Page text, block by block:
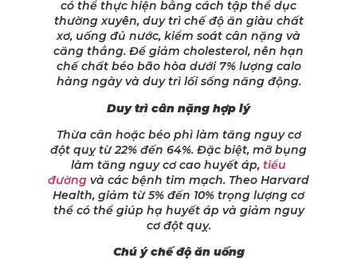
có thể thực hiện bằng cách tập thể dục
thường xuyên, duy trì chế độ ăn giàu chất
xơ, uống đủ nước, kiểm soát cân nặng và
căng thẳng. Để giảm cholesterol, nên hạn
chế chất béo bão hòa dưới 7% lượng calo
hàng ngày và duy trì lối sống năng động.
Duy trì cân nặng hợp lý
Thừa cân hoặc béo phì làm tăng nguy cơ
đột quỵ từ 22% đến 64%. Đặc biệt, mỡ bụng
làm tăng nguy cơ cao huyết áp, tiểu
đường và các bệnh tim mạch. Theo Harvard
Health, giảm từ 5% đến 10% trọng lượng cơ
thể có thể giúp hạ huyết áp và giảm nguy
cơ đột quỵ.
Chú ý chế độ ăn uống